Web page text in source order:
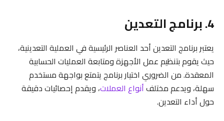
4. برنامج التعدين
يعتبر برنامج التعدين أحد العناصر الرئيسية في العملية التعدينية،
حيث يقوم بتنظيم عمل الأجهزة ومتابعة العمليات الحسابية
المعقدة. من الضروري اختيار برنامج يتمتع بواجهة مستخدم
سهلة، ويدعم مختلفأنواع العملات، ويقدم إحصائيات دقيقة
حول أداء التعدين.